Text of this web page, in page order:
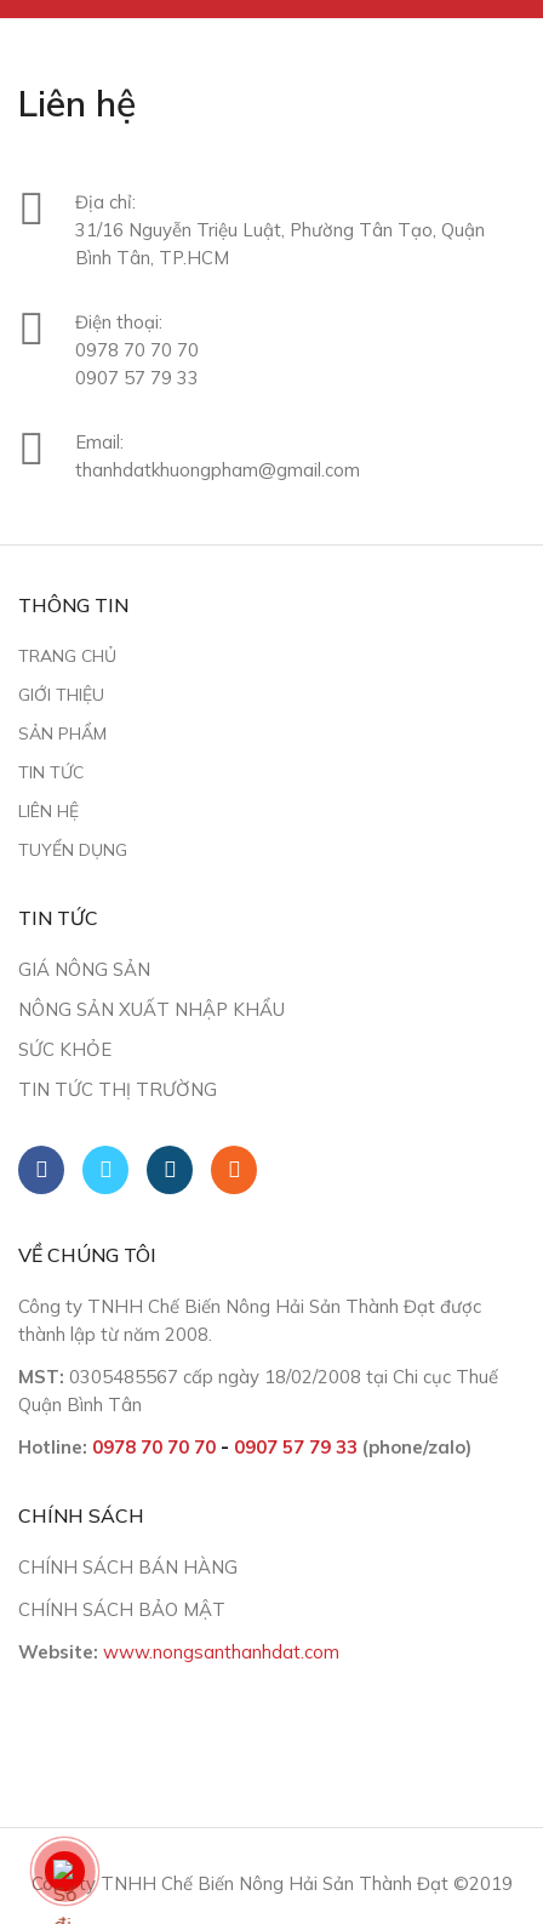
Liên hệ
Địa chỉ:
31/16 Nguyễn Triệu Luật, Phường Tân Tạo, Quận
Bình Tân, TP.HCM
Điện thoại:
0978 70 70 70
0907 57 79 33
Email:
thanhdatkhuongpham@gmail.com
THÔNG TIN
TRANG CHỦ
GIỚI THIỆU
SẢN PHẨM
TIN TỨC
LIÊN HỆ
TUYỂN DỤNG
TIN TỨC
GIÁ NÔNG SẢN
NÔNG SẢN XUẤT NHẬP KHẨU
SỨC KHỎE
TIN TỨC THỊ TRƯỜNG
VỀ CHÚNG TÔI
Công ty TNHH Chế Biến Nông Hải Sản Thành Đạt được
thành lập từ năm 2008.
MST: 0305485567 cấp ngày 18/02/2008 tại Chi cục Thuế
Quận Bình Tân
Hotline: 0978 70 70 70 - 0907 57 79 33 (phone/zalo)
CHÍNH SÁCH
CHÍNH SÁCH BÁN HÀNG
CHÍNH SÁCH BẢO MẬT
Website: www.nongsanthanhdat.com
Công ty TNHH Chế Biến Nông Hải Sản Thành Đạt ©2019